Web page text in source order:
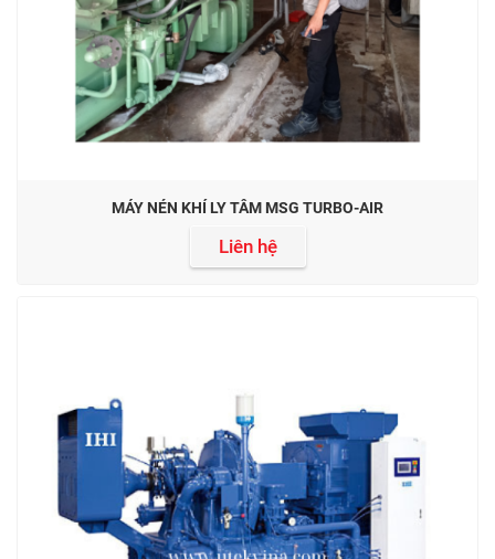
MÁY NÉN KHÍ LY TÂM MSG TURBO-AIR
Liên hệ